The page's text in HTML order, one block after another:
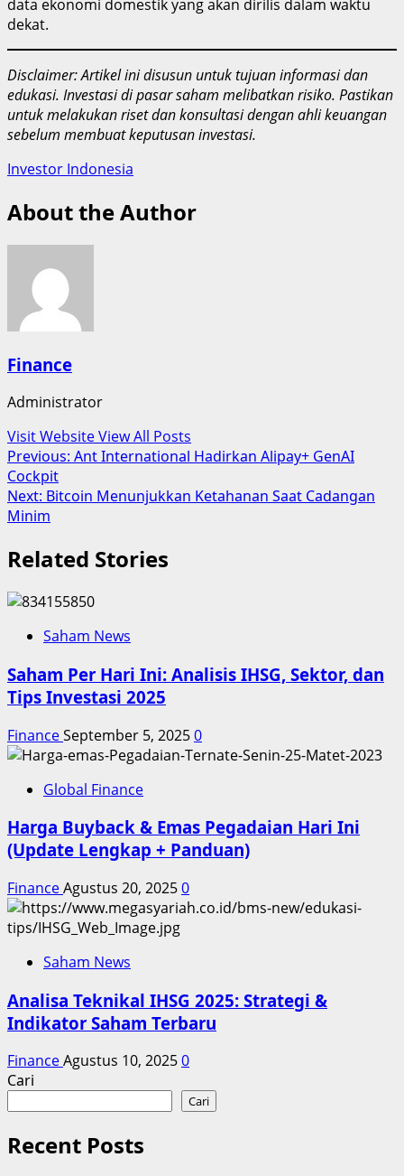
data ekonomi domestik yang akan dirilis dalam waktu
dekat.
Disclaimer: Artikel ini disusun untuk tujuan informasi dan
edukasi. Investasi di pasar saham melibatkan risiko. Pastikan
untuk melakukan riset dan konsultasi dengan ahli keuangan
sebelum membuat keputusan investasi.
Investor Indonesia
About the Author
Finance
Administrator
Visit WebsiteView All Posts
Post
navigation
Previous: Ant International Hadirkan Alipay+ GenAI
Cockpit
Next: Bitcoin Menunjukkan Ketahanan Saat Cadangan
Minim
Related Stories
Saham News
Saham Per Hari Ini: Analisis IHSG, Sektor, dan
Tips Investasi 2025
FinanceSeptember 5, 20250
Global Finance
Harga Buyback & Emas Pegadaian Hari Ini
(Update Lengkap + Panduan)
FinanceAgustus 20, 20250
Saham News
Analisa Teknikal IHSG 2025: Strategi &
Indikator Saham Terbaru
FinanceAgustus 10, 20250
Cari
Cari
Recent Posts